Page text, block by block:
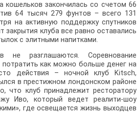
кошельков закончилась со счетом 66
64 тысяч 279 фунтов – всего 131
на активную поддержку спутников
закрытия клуба все равно оставались
с элитными напитками.
не разглашаются. Соревнование
как можно больше денег на
действия – ночной клуб Kitsch,
в престижном лондонском районе
что клуб принадлежит ресторатору
Иво, который ведет реалити-шоу
где освещается жизнь выходцев